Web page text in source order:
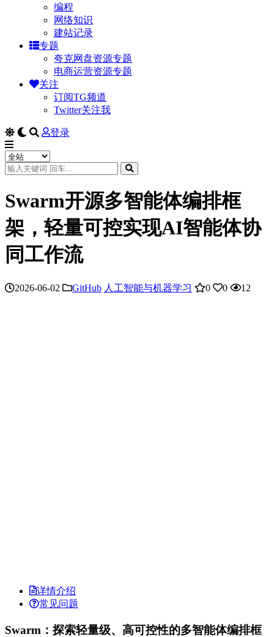
编程
网络知识
建站记录
专题
夸克网盘资源专题
电商运营资源专题
关注
订阅TG频道
Twitter关注我
登录
Swarm开源多智能体编排框
架，轻量可控实现AI智能体协
同工作流
2026-06-02 GitHub 人工智能与机器学习 0 0 12
详情介绍
常见问题
Swarm：探索轻量级、高可控性的多智能体编排框